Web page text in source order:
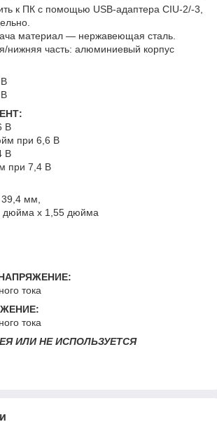
к ПК с помощью USB-адаптера CIU-2/-3,
материал — нержавеющая сталь.
нижняя часть: алюминиевый корпус
В
при 6,6 В
В
при 7,4 В
мм,
дюйма х 1,55 дюйма
тока
тока
ИЛИ НЕ ИСПОЛЬЗУЕТСЯ